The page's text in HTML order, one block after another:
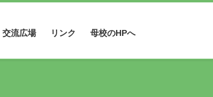
交流広場 リンク 母校のHPへ